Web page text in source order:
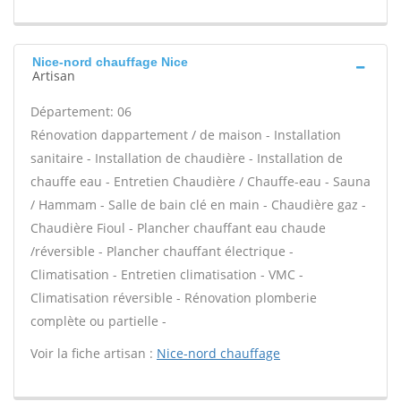
Nice-nord chauffage Nice
Artisan
Département: 06
Rénovation dappartement / de maison - Installation
sanitaire - Installation de chaudière - Installation de
chauffe eau - Entretien Chaudière / Chauffe-eau - Sauna
/ Hammam - Salle de bain clé en main - Chaudière gaz -
Chaudière Fioul - Plancher chauffant eau chaude
/réversible - Plancher chauffant électrique -
Climatisation - Entretien climatisation - VMC -
Climatisation réversible - Rénovation plomberie
complète ou partielle -
Voir la fiche artisan : Nice-nord chauffage